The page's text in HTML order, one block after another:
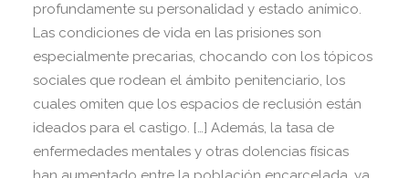
profundamente su personalidad y estado anímico.
Las condiciones de vida en las prisiones son
especialmente precarias, chocando con los tópicos
sociales que rodean el ámbito penitenciario, los
cuales omiten que los espacios de reclusión están
ideados para el castigo. […] Además, la tasa de
enfermedades mentales y otras dolencias físicas